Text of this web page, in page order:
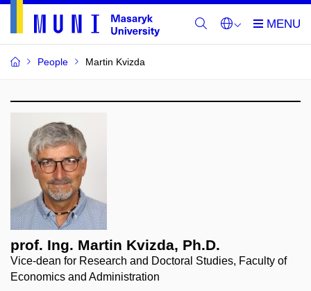
People Martin Kvizda
prof. Ing. Martin Kvizda, Ph.D.
Vice-dean for Research and Doctoral Studies, Faculty of
Economics and Administration